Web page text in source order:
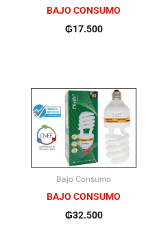
BAJO CONSUMO
₲17.500
Bajo Consumo
BAJO CONSUMO
₲32.500